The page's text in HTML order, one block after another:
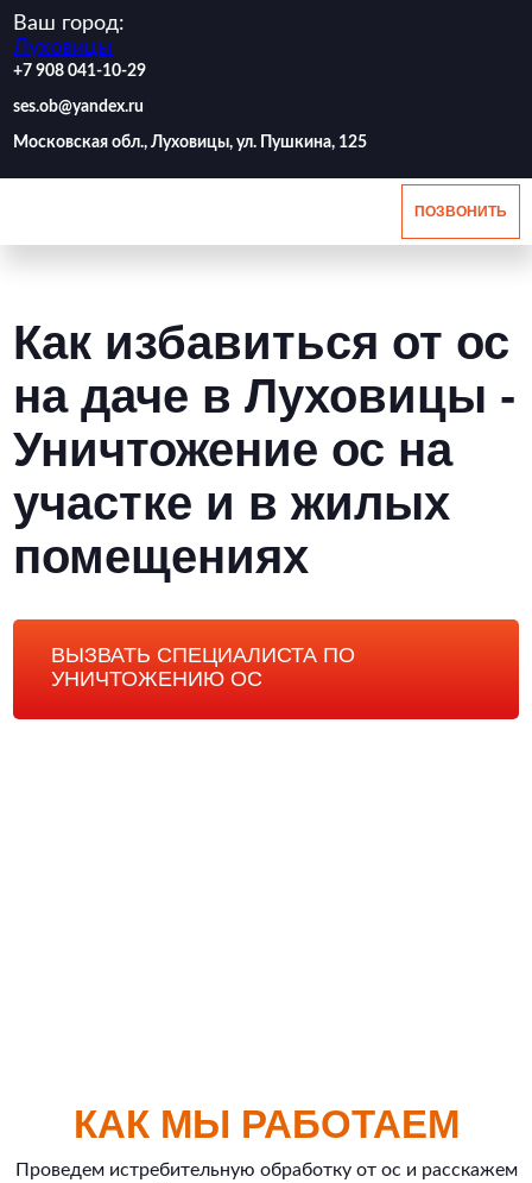
Ваш город:
Луховицы
‪+7 908 041-10-29
ses.ob@yandex.ru
Московская обл., Луховицы, ул. Пушкина, 125
ПОЗВОНИТЬ
Как избавиться от ос
на даче в Луховицы -
Уничтожение ос на
участке и в жилых
помещениях
ВЫЗВАТЬ СПЕЦИАЛИСТА ПО
УНИЧТОЖЕНИЮ ОС
КАК МЫ РАБОТАЕМ
Проведем истребительную обработку от ос и расскажем